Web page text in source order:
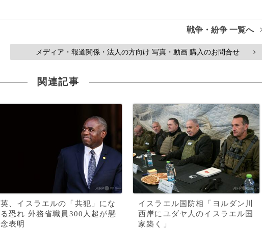
戦争・紛争 一覧へ
メディア・報道関係・法人の方向け 写真・動画 購入のお問合せ >
関連記事
英、イスラエルの「共犯」にな
る恐れ 外務省職員300人超が懸
念表明
イスラエル国防相「ヨルダン川
西岸にユダヤ人のイスラエル国
家築く」